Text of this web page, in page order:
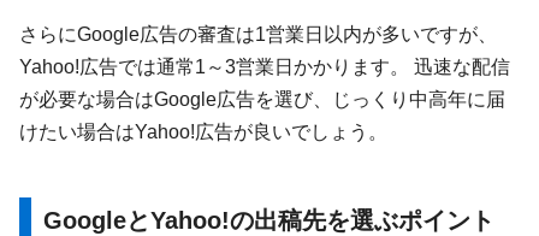
さらにGoogle広告の審査は1営業日以内が多いですが、
Yahoo!広告では通常1～3営業日かかります。 迅速な配信
が必要な場合はGoogle広告を選び、じっくり中高年に届
けたい場合はYahoo!広告が良いでしょう。
GoogleとYahoo!の出稿先を選ぶポイント